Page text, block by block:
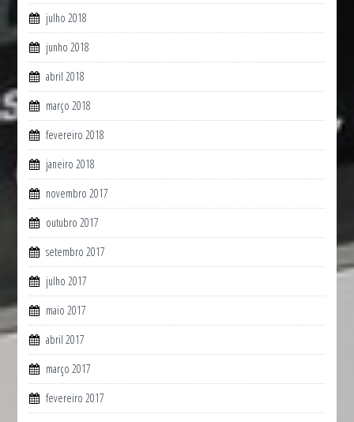
julho 2018
junho 2018
abril 2018
março 2018
fevereiro 2018
janeiro 2018
novembro 2017
outubro 2017
setembro 2017
julho 2017
maio 2017
abril 2017
março 2017
fevereiro 2017